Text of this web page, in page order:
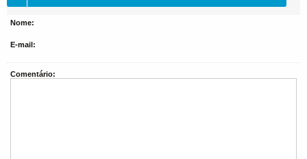
Nome:
E-mail:
Comentário: